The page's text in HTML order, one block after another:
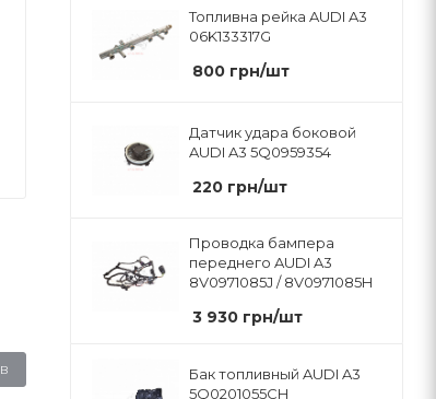
Топливна рейка AUDI A3
06K133317G
800 грн/шт
Датчик удара боковой
AUDI A3 5Q0959354
220 грн/шт
Проводка бампера
переднего AUDI A3
8V0971085J / 8V0971085H
3 930 грн/шт
Бак топливный AUDI A3
5Q0201055CH